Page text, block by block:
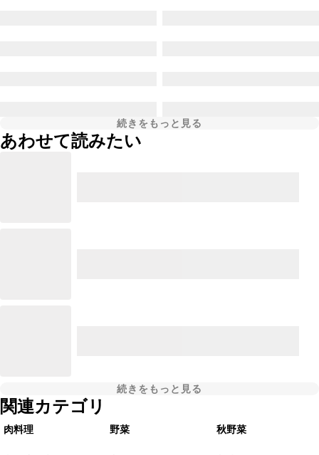
続きをもっと見る
あわせて読みたい
続きをもっと見る
関連カテゴリ
肉料理 野菜 秋野菜